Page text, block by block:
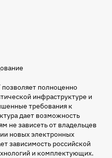
полноценно
инфраструктуре и
требования к
дает возможность
не зависеть от владельцев
новых электронных
зависимость российской
и комплектующих.